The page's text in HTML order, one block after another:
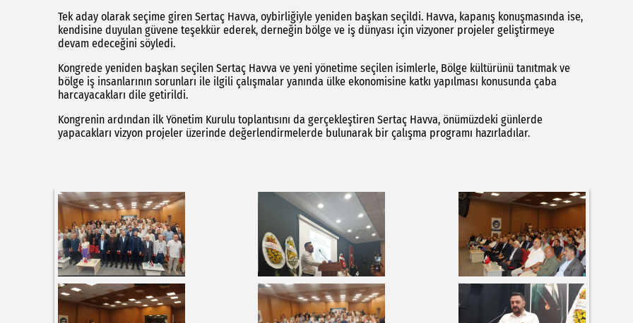
Tek aday olarak seçime giren Sertaç Havva, oybirliğiyle yeniden başkan seçildi. Havva, kapanış konuşmasında ise,
kendisine duyulan güvene teşekkür ederek, derneğin bölge ve iş dünyası için vizyoner projeler geliştirmeye
devam edeceğini söyledi.
Kongrede yeniden başkan seçilen Sertaç Havva ve yeni yönetime seçilen isimlerle, Bölge kültürünü tanıtmak ve
bölge iş insanlarının sorunları ile ilgili çalışmalar yanında ülke ekonomisine katkı yapılması konusunda çaba
harcayacakları dile getirildi.
Kongrenin ardından ilk Yönetim Kurulu toplantısını da gerçekleştiren Sertaç Havva, önümüzdeki günlerde
yapacakları vizyon projeler üzerinde değerlendirmelerde bulunarak bir çalışma programı hazırladılar.